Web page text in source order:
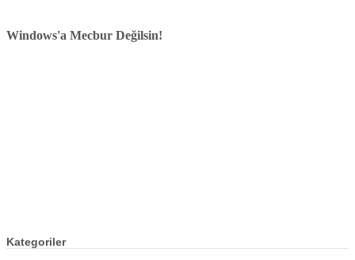
Windows'a Mecbur Değilsin!
Kategoriler